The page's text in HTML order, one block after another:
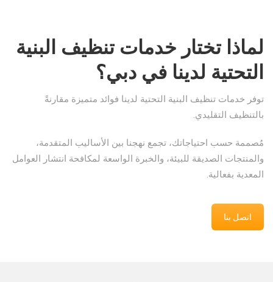
لماذا تختار خدمات تنظيف البنية
التحتية لدينا في دبي؟
توفر خدمات تنظيف البنية التحتية لدينا فوائد متميزة مقارنةً
بالتنظيف التقليدي.
مُصممة حسب احتياجاتك، تجمع نهجنا بين الأساليب المتقدمة،
والمنتجات الصديقة للبيئة، والخبرة الواسعة لمكافحة انتشار العوامل
المعدية بفعالية.
اتصل بنا